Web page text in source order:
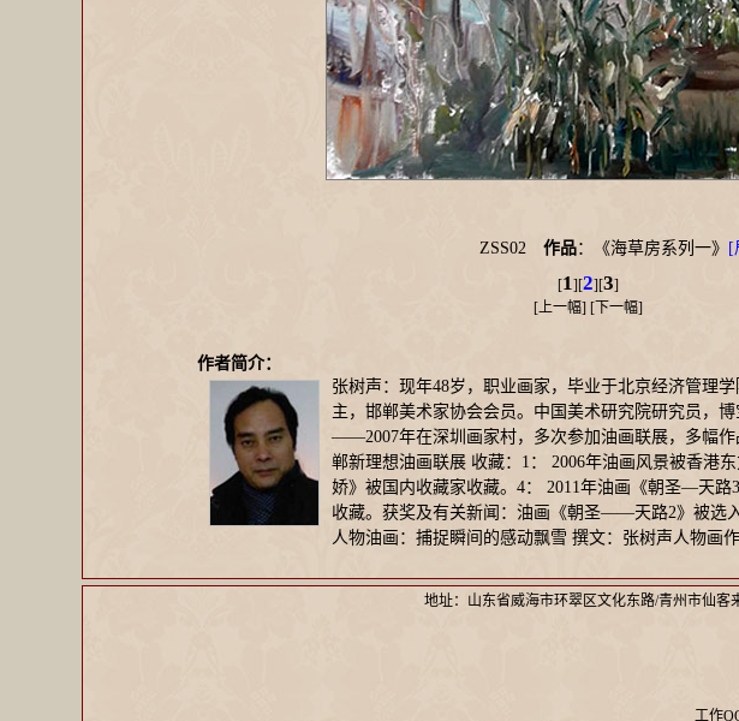
ZSS02 作品：《海草房系列一》 [
[1][2][3]
[上一幅] [ 下一幅]
作者简介：
张树声：现年48岁，职业画家，毕业于北京经济管理
主，邯郸美术家协会会员。中国美术研究院研究员，
——2007年在深圳画家村，多次参加油画联展，多幅
郸新理想油画联展 收藏：1： 2006年油画风景被香港
娇》被国内收藏家收藏。4： 2011年油画《朝圣—天
收藏。获奖及有关新闻：油画《朝圣——天路2》被选
人物油画：捕捉瞬间的感动飘雪 撰文：张树声人物画
地址：山东省威海市环翠区文化东路/青州市仙客
工作